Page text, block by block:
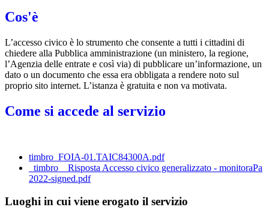
Cos'è
L’accesso civico è lo strumento che consente a tutti i cittadini di
chiedere alla Pubblica amministrazione (un ministero, la regione,
l’Agenzia delle entrate e così via) di pubblicare un’informazione, un
dato o un documento che essa era obbligata a rendere noto sul
proprio sito internet. L’istanza è gratuita e non va motivata.
Come si accede al servizio
timbro_FOIA-01.TAIC84300A.pdf
_timbro__Risposta Accesso civico generalizzato - monitoraPa
2022-signed.pdf
Luoghi in cui viene erogato il servizio